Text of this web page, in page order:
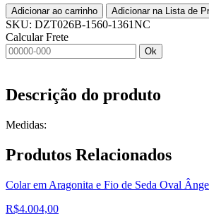
Adicionar ao carrinho Adicionar na Lista de
SKU: DZT026B-1560-1361NC
Calcular Frete
Ok
Descrição do produto
Medidas:
Produtos Relacionados
Colar em Aragonita e Fio de Seda Oval
R$4.004,00